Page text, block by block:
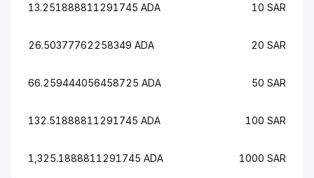
13.251888811291745 ADA 10 SAR
26.50377762258349 ADA 20 SAR
66.259444056458725 ADA 50 SAR
132.51888811291745 ADA 100 SAR
1,325.1888811291745 ADA 1000 SAR